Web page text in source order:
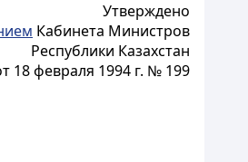
Утверждено
Кабинета Министров
Республики Казахстан
18 февраля 1994 г. № 199